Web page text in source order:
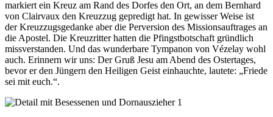
markiert ein Kreuz am Rand des Dorfes den Ort, an dem Bernhard
von Clairvaux den Kreuzzug gepredigt hat. In gewisser Weise ist
der Kreuzzugsgedanke aber die Perversion des Missionsauftrages an
die Apostel. Die Kreuzritter hatten die Pfingstbotschaft gründlich
missverstanden. Und das wunderbare Tympanon von Vézelay wohl
auch. Erinnern wir uns: Der Gruß Jesu am Abend des Ostertages,
bevor er den Jüngern den Heiligen Geist einhauchte, lautete: „Friede
sei mit euch.“.